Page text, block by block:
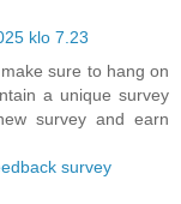
klo 7.23
sure to hang on
a unique survey
survey and earn
survey